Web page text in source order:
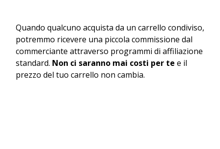
Quando qualcuno acquista da un carrello condiviso,
potremmo ricevere una piccola commissione dal
commerciante attraverso programmi di affiliazione
standard. Non ci saranno mai costi per te e il
prezzo del tuo carrello non cambia.